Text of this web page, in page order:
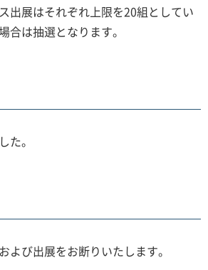
出展はそれぞれ上限を20組としてい
合は抽選となります。
た。
よび出展をお断りいたします。